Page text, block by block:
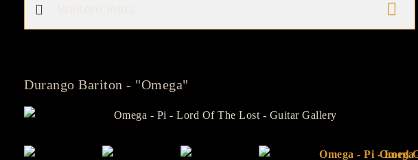
Durango Bariton - "Omega"